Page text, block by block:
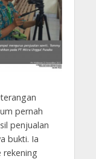
pernah
penjualan
bukti. Ia
rekening